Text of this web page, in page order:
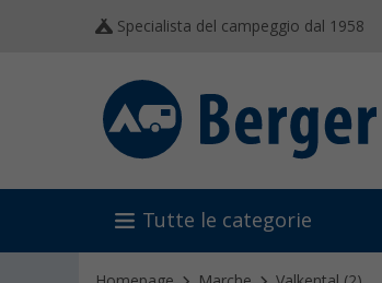
Specialista del campeggio dal 1958
Tutte le categorie